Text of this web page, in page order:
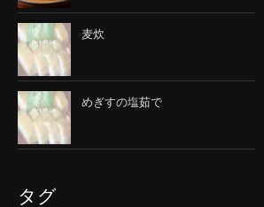
麦炊
めぎすの塩茹で
タグ